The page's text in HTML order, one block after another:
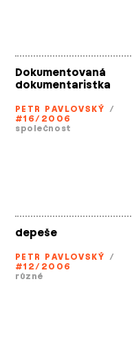
Dokumentovaná
dokumentaristka
PETR PAVLOVSKÝ /
#16/2006
společnost
depeše
PETR PAVLOVSKÝ /
#12/2006
různé